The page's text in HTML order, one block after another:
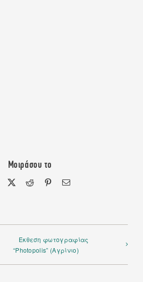
Μοιράσου το
Facebook
X Reddit PinterestEmail
Έκθεση φωτογραφίας
“Photopolis” (Αγρίνιο)